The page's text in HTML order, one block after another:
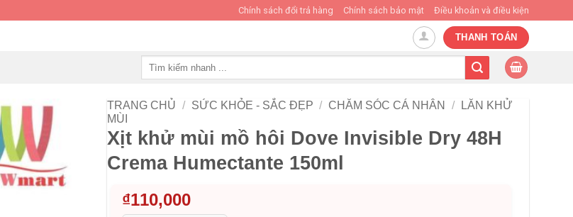
Chính sách đổi trả hàng Chính sách bảo mật Điều khoản và điều kiện
THANH TOÁN
TRANG CHỦ / SỨC KHỎE - SẮC ĐẸP / CHĂM SÓC CÁ NHÂN /
LĂN KHỬ
MÙI
Xịt khử mùi mồ hôi Dove Invisible Dry 48H
Crema Humectante 150ml
₫110,000